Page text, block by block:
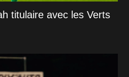
titulaire avec les Verts